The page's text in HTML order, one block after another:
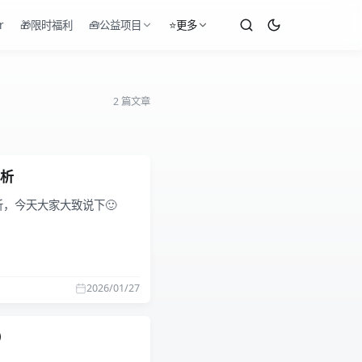
🎁限时福利 🧰公益项目 ⭐更多
2 篇文章
今天大家大致说下🙂
2026/01/27